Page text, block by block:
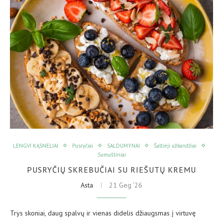
LENGVI KĄSNELIAI Pusryčiai SALDUMYNAI
Šaltieji užkandžiai
Sumuštiniai
PUSRYČIŲ SKREBUČIAI SU RIEŠUTŲ KREMU
Asta 21 Geg ’26
Trys skoniai, daug spalvų ir vienas didelis džiaugsmas į virtuvę